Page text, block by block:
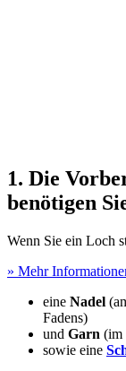
1. Die
benötigen
Wenn Sie ein Loch
» Mehr
eine Nadel
Fadens)
und Garn (im
sowie eine